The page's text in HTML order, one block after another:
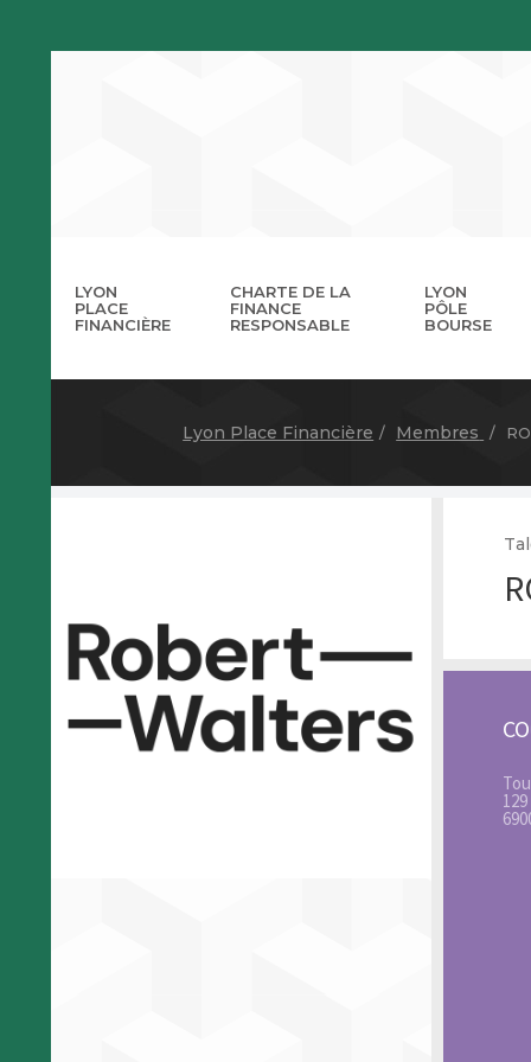
LYON
PLACE
FINANCIÈRE
La
CHARTE DE LA
FINANCE
RESPONSABLE
LYON
PÔLE
BOURSE
Lyon Place Financière Membres